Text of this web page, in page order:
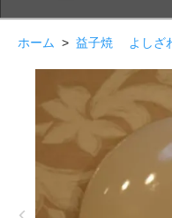
ホーム > 益子焼 よしざ